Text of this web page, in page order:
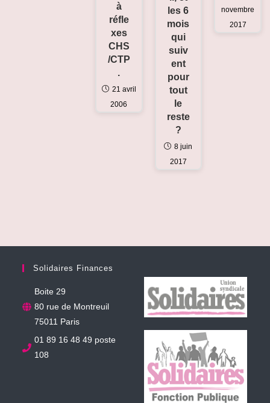
novembre
2017
les 6
mois
qui
suiv
ent
pour
tout
le
reste
?
8 juin
2017
à
réfle
xes
CHS
/CTP
.
21 avril
2006
Solidaires Finances
Boite 29
80 rue de Montreuil
75011 Paris
01 89 16 48 49 poste
108